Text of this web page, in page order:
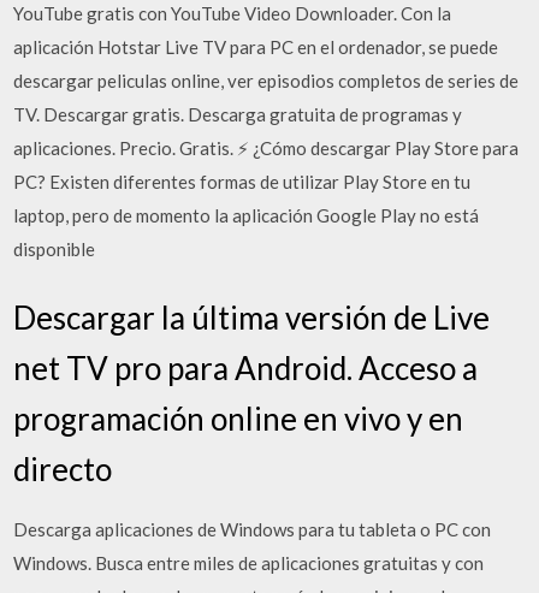
YouTube gratis con YouTube Video Downloader. Con la
aplicación Hotstar Live TV para PC en el ordenador, se puede
descargar peliculas online, ver episodios completos de series de
TV. Descargar gratis. Descarga gratuita de programas y
aplicaciones. Precio. Gratis. ⚡ ¿Cómo descargar Play Store para
PC? Existen diferentes formas de utilizar Play Store en tu
laptop, pero de momento la aplicación Google Play no está
disponible
Descargar la última versión de Live
net TV pro para Android. Acceso a
programación online en vivo y en
directo
Descarga aplicaciones de Windows para tu tableta o PC con
Windows. Busca entre miles de aplicaciones gratuitas y con